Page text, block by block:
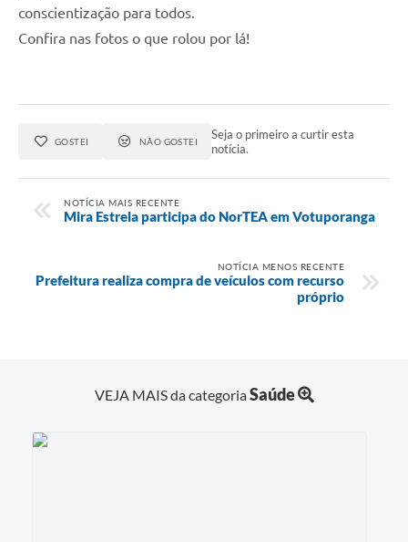
conscientização para todos.
Confira nas fotos o que rolou por lá!
GOSTEI NÃO GOSTEI
Seja o primeiro a curtir esta
notícia.
NOTÍCIA MAIS RECENTE
Mira Estrela participa do NorTEA em Votuporanga
NOTÍCIA MENOS RECENTE
Prefeitura realiza compra de veículos com recurso
próprio
VEJA MAIS da categoriaSaúde